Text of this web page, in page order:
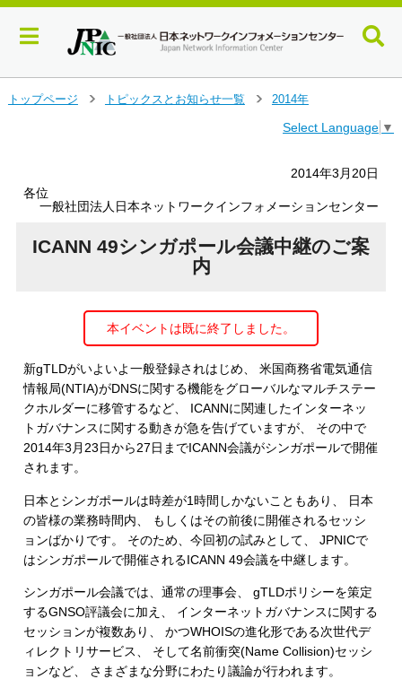
トップページ
トピックスとお知らせ一覧
2014年
Select Language ▼
2014年3月20日
各位
一般社団法人日本ネットワークインフォメーションセンター
ICANN 49シンガポール会議中継のご案
内
本イベントは既に終了しました。
新gTLDがいよいよ一般登録されはじめ、 米国商務省電気通信
情報局(NTIA)がDNSに関する機能をグローバルなマルチステー
クホルダーに移管するなど、 ICANNに関連したインターネッ
トガバナンスに関する動きが急を告げていますが、 その中で
2014年3月23日から27日までICANN会議がシンガポールで開催
されます。
日本とシンガポールは時差が1時間しかないこともあり、 日本
の皆様の業務時間内、 もしくはその前後に開催されるセッシ
ョンばかりです。 そのため、今回初の試みとして、 JPNICで
はシンガポールで開催されるICANN 49会議を中継します。
シンガポール会議では、通常の理事会、 gTLDポリシーを策定
するGNSO評議会に加え、 インターネットガバナンスに関する
セッションが複数あり、 かつWHOISの進化形である次世代デ
ィレクトリサービス、 そして名前衝突(Name Collision)セッシ
ョンなど、 さまざまな分野にわたり議論が行われます。